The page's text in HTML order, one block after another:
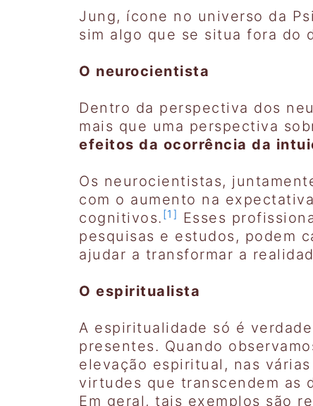
Jung, ícone no universo da
sim algo que se situa fora do
O neurocientista
Dentro da perspectiva dos
mais que uma perspectiva
efeitos da ocorrência da
Os neurocientistas,
com o aumento na
cognitivos. [1]
Esses
pesquisas e estudos, podem
ajudar a transformar a
O espiritualista
A espiritualidade só é
presentes. Quando
elevação espiritual, nas
virtudes que transcendem as
Em geral, tais exemplos são